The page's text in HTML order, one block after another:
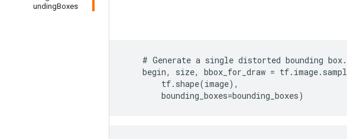
undingBoxes
    # Generate a single distorted bounding box.
begin, size, bbox_for_draw =
        tf.shape(image),
        bounding_boxes=bounding_boxes)